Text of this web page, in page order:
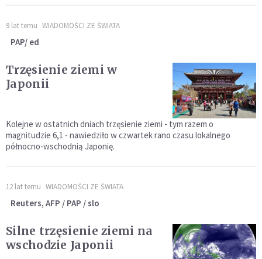
9 lat temu WIADOMOŚCI ZE ŚWIATA
PAP/ ed
Trzęsienie ziemi w
Japonii
Kolejne w ostatnich dniach trzęsienie ziemi - tym razem o
magnitudzie 6,1 - nawiedziło w czwartek rano czasu lokalnego
północno-wschodnią Japonię.
12 lat temu WIADOMOŚCI ZE ŚWIATA
Reuters, AFP / PAP / slo
Silne trzęsienie ziemi na
wschodzie Japonii